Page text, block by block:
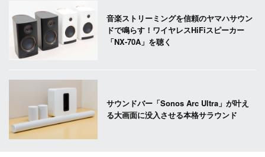
音楽ストリーミングを信頼のヤマハサウン
ドで鳴らす！ワイヤレスHiFiスピーカー
「NX-70A」を聴く
サウンドバー「Sonos Arc Ultra」が叶え
る大画面に没入させる本格サラウンド